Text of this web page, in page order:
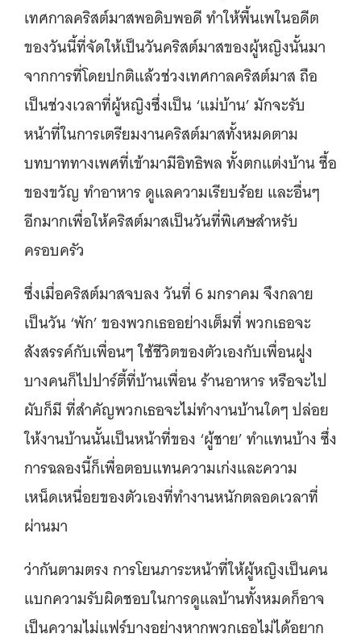
เทศกาลคริสต์มาสพอดิบพอดี ทำให้พื้นเพในอดีต
ของวันนี้ที่จัดให้เป็นวันคริสต์มาสของผู้หญิงนั้นมา
จากการที่โดยปกติแล้วช่วงเทศกาลคริสต์มาส ถือ
เป็นช่วงเวลาที่ผู้หญิงซึ่งเป็น ‘แม่บ้าน’ มักจะรับ
หน้าที่ในการเตรียมงานคริสต์มาสทั้งหมดตาม
บทบาททางเพศที่เข้ามามีอิทธิพล ทั้งตกแต่งบ้าน ซื้อ
ของขวัญ ทำอาหาร ดูแลความเรียบร้อย และอื่นๆ
อีกมากเพื่อให้คริสต์มาสเป็นวันที่พิเศษสำหรับ
ครอบครัว
ซึ่งเมื่อคริสต์มาสจบลง วันที่ 6 มกราคม จึงกลาย
เป็นวัน ‘พัก’ ของพวกเธออย่างเต็มที่ พวกเธอจะ
สังสรรค์กับเพื่อนๆ ใช้ชีวิตของตัวเองกับเพื่อนฝูง
บางคนก็ไปปาร์ตี้ที่บ้านเพื่อน ร้านอาหาร หรือจะไป
ผับก็มี ที่สำคัญพวกเธอจะไม่ทำงานบ้านใดๆ ปล่อย
ให้งานบ้านนั้นเป็นหน้าที่ของ ‘ผู้ชาย’ ทำแทนบ้าง ซึ่ง
การฉลองนี้ก็เพื่อตอบแทนความเก่งและความ
เหน็ดเหนื่อยของตัวเองที่ทำงานหนักตลอดเวลาที่
ผ่านมา
ว่ากันตามตรง การโยนภาระหน้าที่ให้ผู้หญิงเป็นคน
แบกความรับผิดชอบในการดูแลบ้านทั้งหมดก็อาจ
เป็นความไม่แฟร์บางอย่างหากพวกเธอไม่ได้อยาก